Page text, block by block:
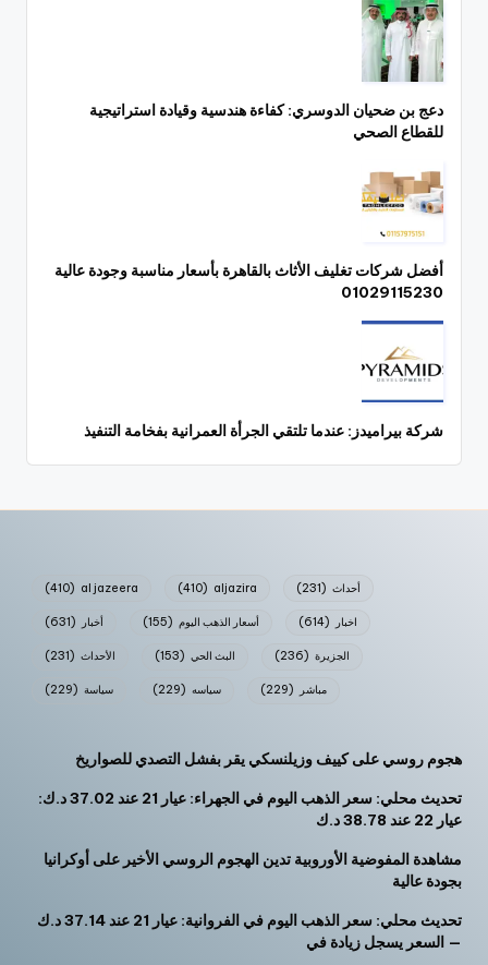
دعج بن ضحيان الدوسري: كفاءة هندسية وقيادة استراتيجية
للقطاع الصحي
أفضل شركات تغليف الأثاث بالقاهرة بأسعار مناسبة وجودة عالية
01029115230
شركة بيراميدز: عندما تلتقي الجرأة العمرانية بفخامة التنفيذ
al jazeera
(410) aljazira
(410) أحداث (231)
أخبار (631) أسعار الذهب اليوم (155) اخبار (614)
الأحداث (231) البث الحي (153) الجزيرة (236)
سياسة (229) سياسه (229) مباشر (229)
هجوم روسي على كييف وزيلنسكي يقر بفشل التصدي للصواريخ
تحديث محلي: سعر الذهب اليوم في الجهراء: عيار 21 عند 37.02 د.ك:
عيار 22 عند 38.78 د.ك
مشاهدة المفوضية الأوروبية تدين الهجوم الروسي الأخير على أوكرانيا
بجودة عالية
تحديث محلي: سعر الذهب اليوم في الفروانية: عيار 21 عند 37.14 د.ك
— السعر يسجل زيادة في